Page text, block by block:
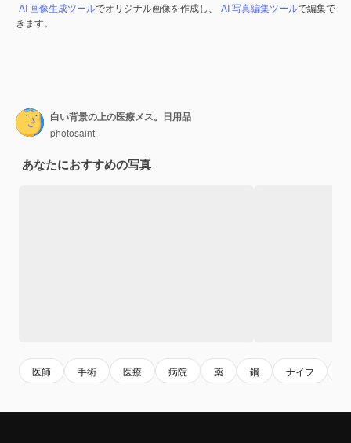
AI 画像生成ツールでオリジナル画像を作成し、 AI 写真編集ツールで編集で
きます。
白い背景の上の医療メス。日用品
photosaint
あなたにおすすめの写真
医師 手術 医療 病院 薬 鋼 ナイフ